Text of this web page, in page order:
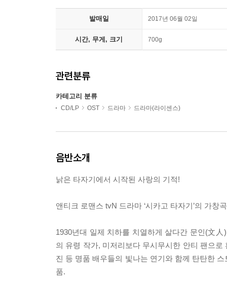
발매일 2017년 06월 02일
시간, 무게, 크기 700g
관련분류
카테고리 분류
CD/LP OST 드라마 드라마(라이센스)
음반소개
낡은 타자기에서 시작된 사랑의 기적!
앤티크 로맨스 tvN 드라마 ‘시카고 타자기’의 가
1930년대 일제 치하를 치열하게 살다간 문인(文
의 유령 작가, 미저리보다 무시무시한 안티 팬으로
진 등 명품 배우들의 빛나는 연기와 함께 탄탄한
품.